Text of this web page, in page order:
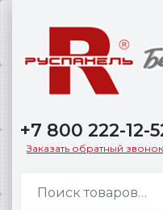
+7 800 222-12-
Заказать обратный звонок